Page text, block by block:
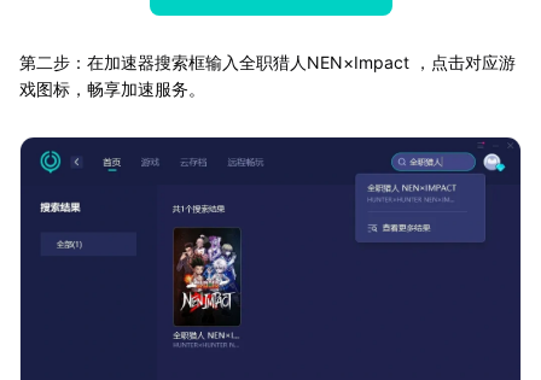
第二步：在加速器搜索框输入全职猎人NEN×Impact ，点击对应游
戏图标，畅享加速服务。